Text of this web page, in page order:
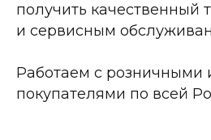
получить качественный
и сервисным
Работаем с розничными
покупателями по всей